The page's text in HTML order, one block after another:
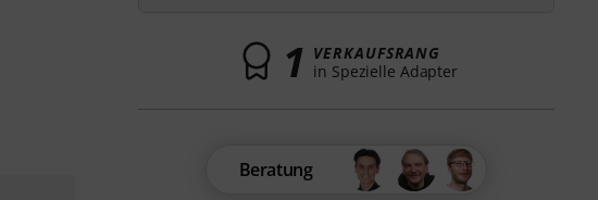
1 VERKAUFSRANG
in Spezielle Adapter
Beratung